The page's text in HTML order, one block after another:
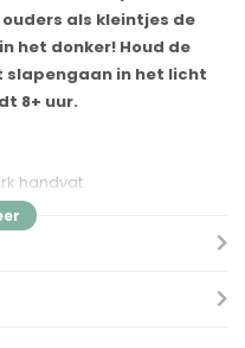
ouders als kleintjes de
het donker! Houd de
slapengaan in het licht
8+ uur.
handvat
de gloed te activeren
ondersteuning van
materiaal